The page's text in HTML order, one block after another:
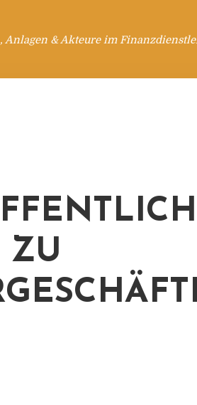
& Akteure im
ZU